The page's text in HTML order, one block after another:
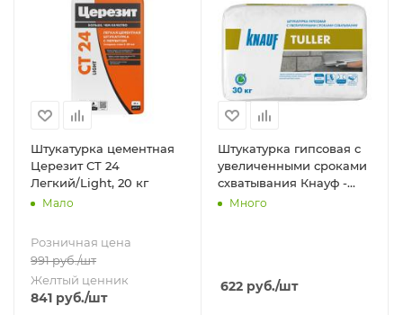
Штукатурка цементная
Церезит CT 24
Легкий/Light, 20 кг
Мало
Розничная цена
991руб./шт
Желтый ценник
841 руб./шт
Штукатурка гипсовая с
увеличенными сроками
схватывания Кнауф -
ТУЛЛЕР, 30 кг
Много
622 руб./шт